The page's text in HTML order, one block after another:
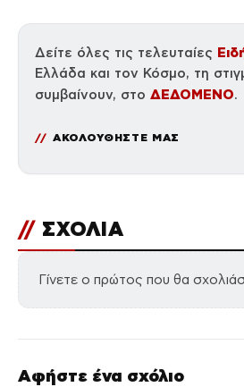
Δείτε όλες τις τελευταίες
Ελλάδα και τον Κόσμο, τη
συμβαίνουν, στο ΔΕΔΟΜΕΝΟ.
ΑΚΟΛΟΥΘΗΣΤΕ ΜΑΣ
// ΣΧΟΛΙΑ
Γίνετε ο πρώτος που θα
Αφήστε ένα σχόλιο